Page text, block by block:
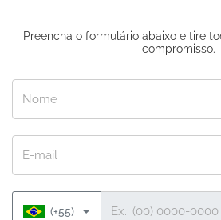
Preencha o formulário abaixo e tire
compromisso.
(+55)